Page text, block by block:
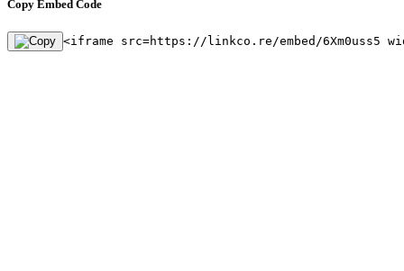
Copy Embed Code
<iframe src=https://linkco.re/embed/6Xm0uss5